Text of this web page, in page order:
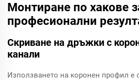
Монтиране по хакове
професионални
Скриване на дръжки с
канали
Използването на коронен профил е